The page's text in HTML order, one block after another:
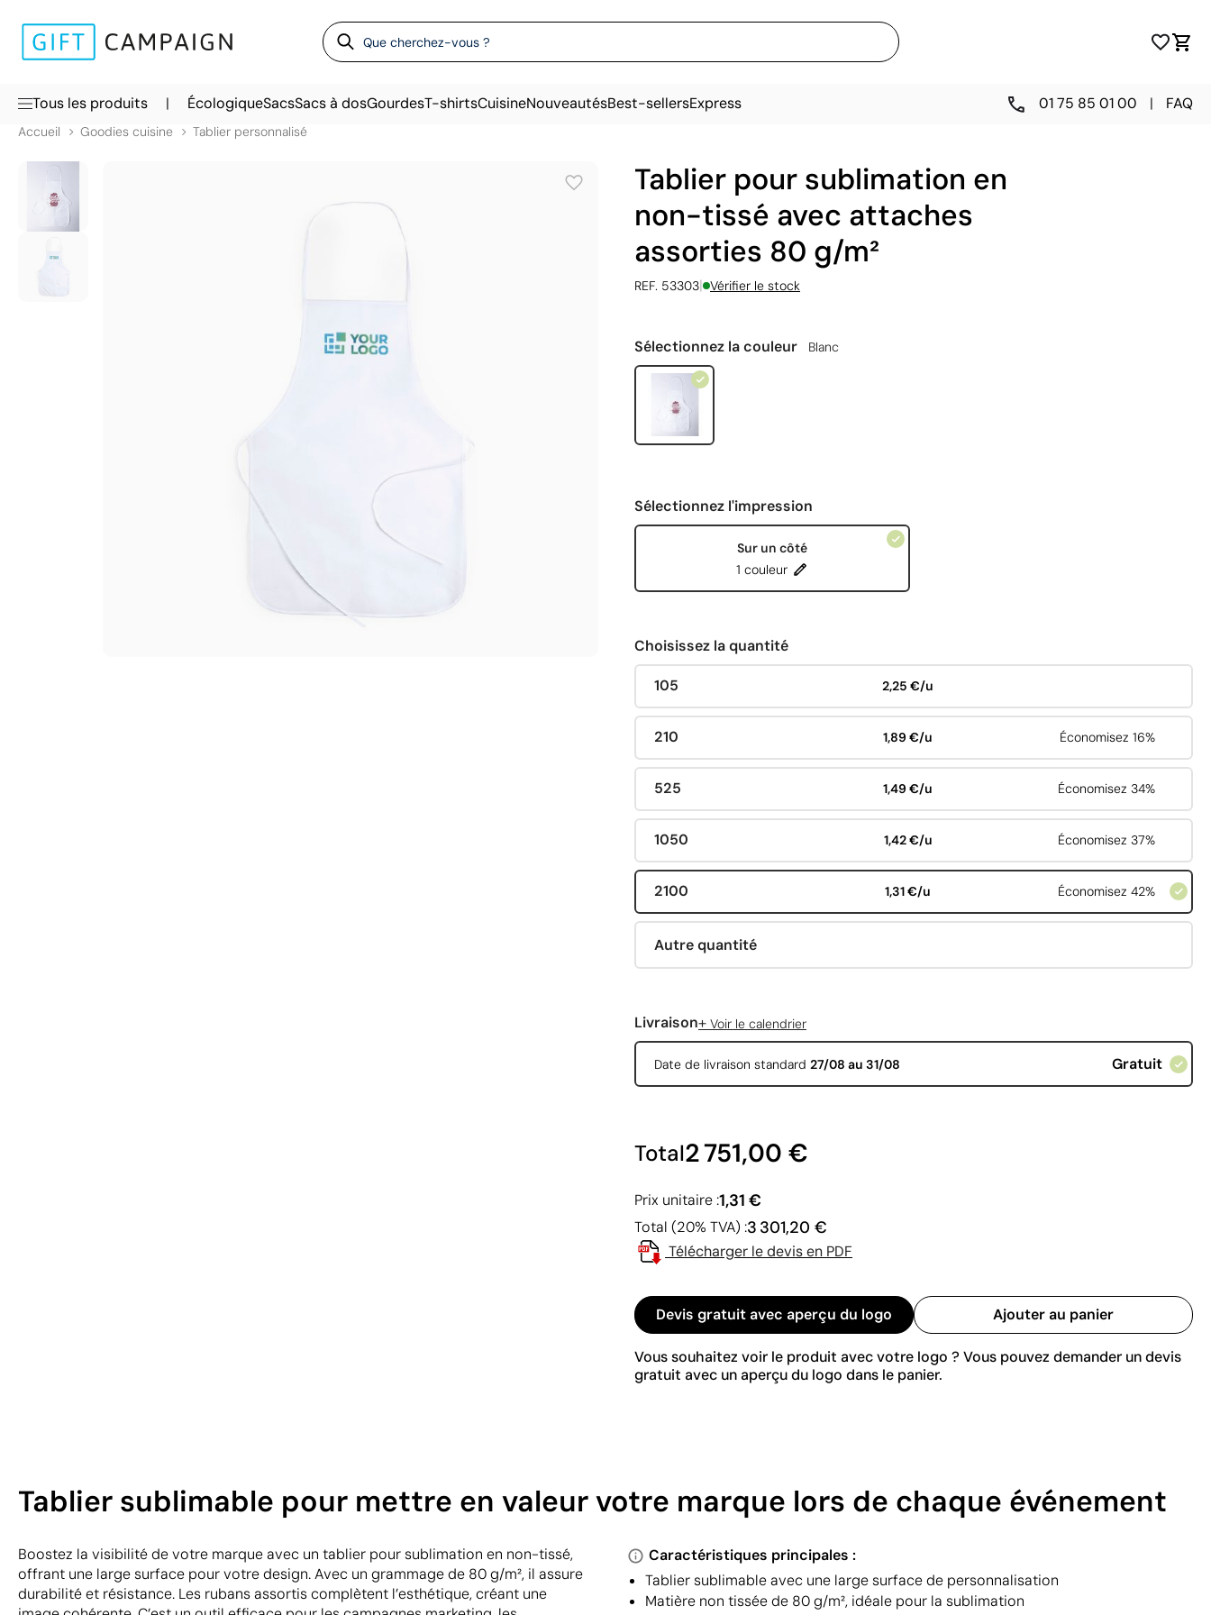
Tous les produits | ÉcologiqueSacsSacs à dosGourdesT-shirtsCuisineNouveautésBest-sellersExpress 01 75 85 01 00 | FAQ
Accueil Goodies cuisine Tablier personnalisé
Tablier pour sublimation en
non-tissé avec attaches
assorties 80 g/m²
REF. 53303| Vérifier le stock
Sélectionnez la couleur Blanc
Sélectionnez l'impression
Sur un côté
1 couleur
Choisissez la quantité
105 2,25 €/u
210 1,89 €/u Économisez 16%
525 1,49 €/u Économisez 34%
1050 1,42 €/u Économisez 37%
2100 1,31 €/u Économisez 42%
Autre quantité
Livraison+ Voir le calendrier
Date de livraison standard 27/08 au 31/08 Gratuit
Total2 751,00 €
Prix unitaire :1,31 €
Total (20% TVA) :3 301,20 €
Télécharger le devis en PDF
Devis gratuit avec aperçu du logo Ajouter au panier
Vous souhaitez voir le produit avec votre logo ? Vous pouvez demander un devis
gratuit avec un aperçu du logo dans le panier.
Tablier sublimable pour mettre en valeur votre marque lors de chaque événement
Boostez la visibilité de votre marque avec un tablier pour sublimation en non-tissé,
offrant une large surface pour votre design. Avec un grammage de 80 g/m², il assure
durabilité et résistance. Les rubans assortis complètent l’esthétique, créant une
Caractéristiques principales :
Tablier sublimable avec une large surface de personnalisation
Matière non tissée de 80 g/m², idéale pour la sublimation